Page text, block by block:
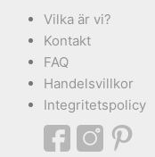
Vilka är vi?
Kontakt
FAQ
Handelsvillkor
Integritetspolicy